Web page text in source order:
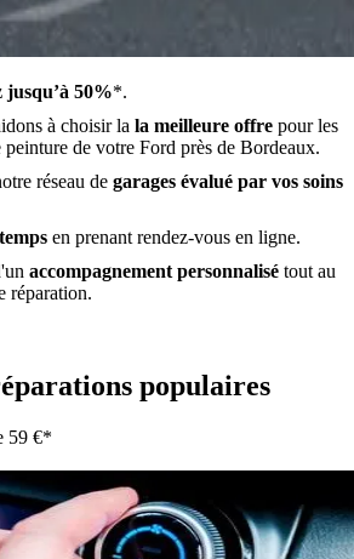
jusqu’à 50%*.
à choisir la la meilleure offre pour les
peinture de votre Ford près de Bordeaux.
réseau de garages évalué par vos soins
en prenant rendez-vous en ligne.
accompagnement personnalisé tout au
réparation.
populaires
59 €*